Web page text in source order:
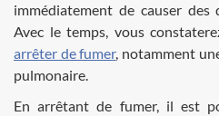
immédiatement de causer des
Avec le temps, vous
arrêter de fumer, notamment
pulmonaire.
En arrêtant de fumer, il est